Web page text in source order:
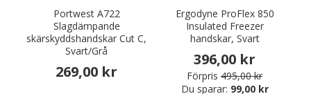
Portwest A722
Slagdämpande
skärskyddshandskar Cut C,
Svart/Grå
269,00 kr
Ergodyne ProFlex 850
Insulated Freezer
handskar, Svart
396,00 kr
Förpris 495,00 kr
Du sparar: 99,00 kr